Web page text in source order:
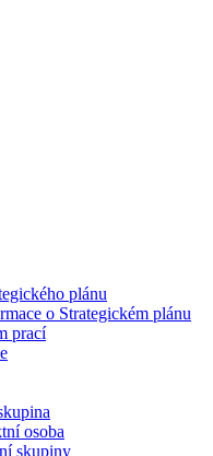
plánu
o Strategickém plánu
prací
osoba
skupiny